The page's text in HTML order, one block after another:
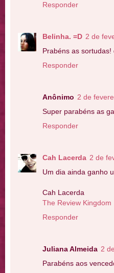
Responder
Belinha. =D 2 de
Prabéns as
Responder
Anônimo 2 de
Super parabéns as
Responder
Cah Lacerda 2 de
Um dia ainda ganho
Cah Lacerda
The Review Kingdom
Responder
Juliana Almeida 2
Parabéns aos